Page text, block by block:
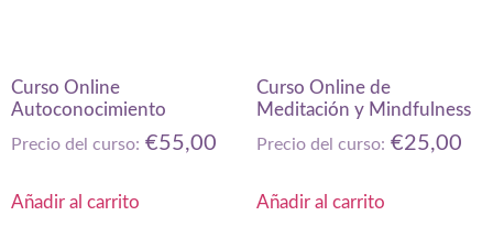
Curso Online
Autoconocimiento
Precio del curso: €55,00
Añadir al carrito
Curso Online de
Meditación y Mindfulness
Precio del curso: €25,00
Añadir al carrito